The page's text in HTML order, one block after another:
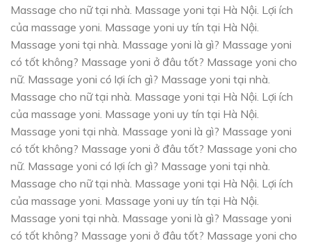
Massage cho nữ tại nhà. Massage yoni tại Hà Nội. Lợi ích
của massage yoni. Massage yoni uy tín tại Hà Nội.
Massage yoni tại nhà. Massage yoni là gì? Massage yoni
có tốt không? Massage yoni ở đâu tốt? Massage yoni cho
nữ. Massage yoni có lợi ích gì? Massage yoni tại nhà.
Massage cho nữ tại nhà. Massage yoni tại Hà Nội. Lợi ích
của massage yoni. Massage yoni uy tín tại Hà Nội.
Massage yoni tại nhà. Massage yoni là gì? Massage yoni
có tốt không? Massage yoni ở đâu tốt? Massage yoni cho
nữ. Massage yoni có lợi ích gì? Massage yoni tại nhà.
Massage cho nữ tại nhà. Massage yoni tại Hà Nội. Lợi ích
của massage yoni. Massage yoni uy tín tại Hà Nội.
Massage yoni tại nhà. Massage yoni là gì? Massage yoni
có tốt không? Massage yoni ở đâu tốt? Massage yoni cho